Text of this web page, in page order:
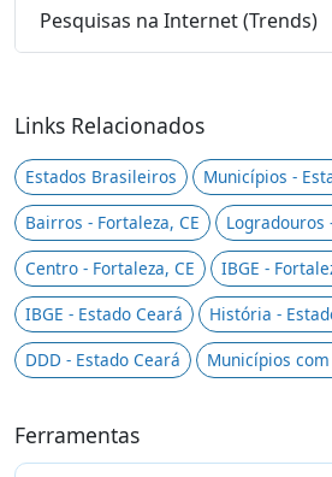
Pesquisas na Internet (Trends)
Links Relacionados
Estados Brasileiros
Municípios -
Bairros - Fortaleza, CE
Logradouros
Centro - Fortaleza, CE
IBGE -
IBGE - Estado Ceará
História -
DDD - Estado Ceará
Municípios
Ferramentas